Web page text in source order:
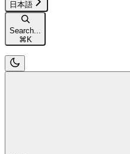
日本語
Search...
⌘ K